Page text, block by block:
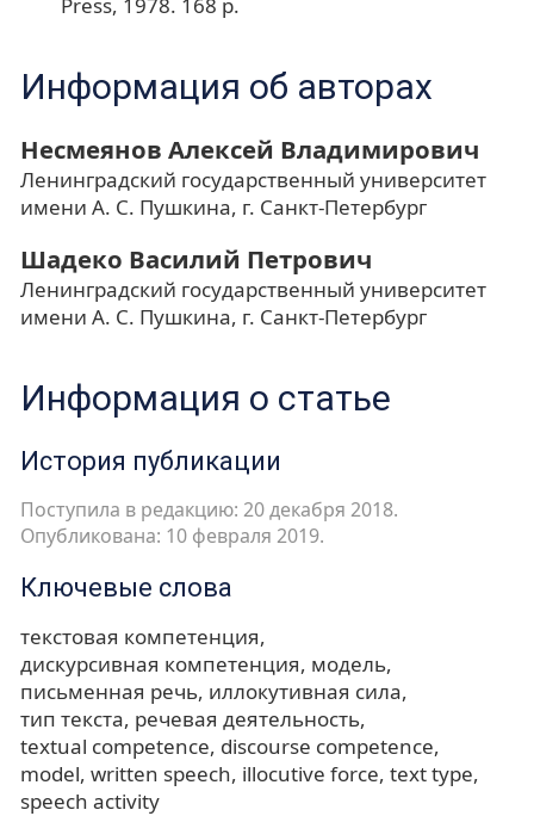
Информация об авторах
Несмеянов Алексей Владимирович
Ленинградский государственный университет
имени А. С. Пушкина, г. Санкт-Петербург
Шадеко Василий Петрович
Ленинградский государственный университет
имени А. С. Пушкина, г. Санкт-Петербург
Информация о статье
История публикации
Поступила в редакцию: 20 декабря 2018.
Опубликована: 10 февраля 2019.
Ключевые слова
текстовая компетенция
дискурсивная компетенция модель
письменная речь иллокутивная сила
тип текста речевая деятельность
textual competence discourse competence
model written speech illocutive force text type
speech activity